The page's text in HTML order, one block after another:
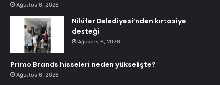
Ağustos 6, 2026
Nilüfer Belediyesi’nden kırtasiye
desteği
Ağustos 6, 2026
Primo Brands hisseleri neden yükselişte?
Ağustos 6, 2026